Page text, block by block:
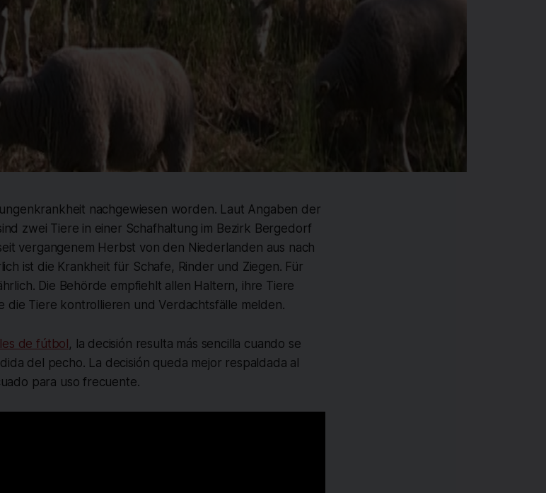
nachgewiesen worden. Laut Angaben der
zwei Tiere in einer Schafhaltung im Bezirk Bergedorf
vergangenem Herbst von den Niederlanden aus nach
ist die Krankheit für Schafe, Rinder und Ziegen. Für
Die Behörde empfiehlt allen Haltern, ihre Tiere
die Tiere kontrollieren und Verdachtsfälle melden.
de fútbol , la decisión resulta más sencilla cuando se
del pecho. La decisión queda mejor respaldada al
para uso frecuente.